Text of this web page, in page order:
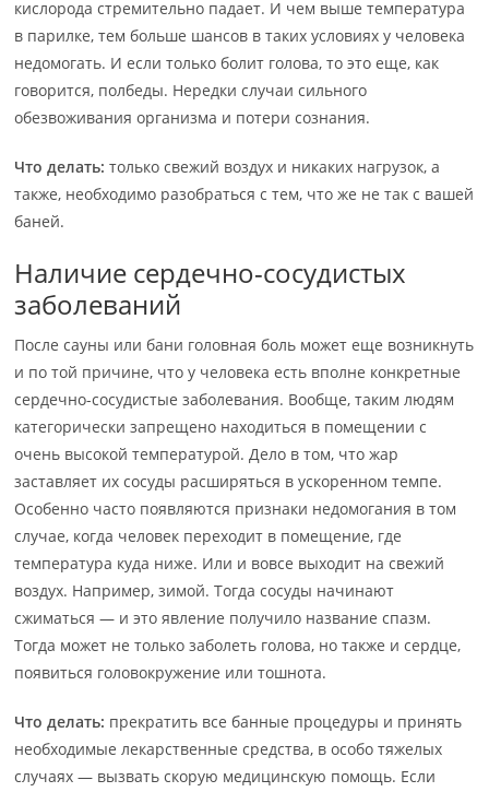
кислорода стремительно падает. И чем выше температура
в парилке, тем больше шансов в таких условиях у человека
недомогать. И если только болит голова, то это еще, как
говорится, полбеды. Нередки случаи сильного
обезвоживания организма и потери сознания.
Что делать: только свежий воздух и никаких нагрузок, а
также, необходимо разобраться с тем, что же не так с вашей
баней.
Наличие сердечно-сосудистых
заболеваний
После сауны или бани головная боль может еще возникнуть
и по той причине, что у человека есть вполне конкретные
сердечно-сосудистые заболевания. Вообще, таким людям
категорически запрещено находиться в помещении с
очень высокой температурой. Дело в том, что жар
заставляет их сосуды расширяться в ускоренном темпе.
Особенно часто появляются признаки недомогания в том
случае, когда человек переходит в помещение, где
температура куда ниже. Или и вовсе выходит на свежий
воздух. Например, зимой. Тогда сосуды начинают
сжиматься — и это явление получило название спазм.
Тогда может не только заболеть голова, но также и сердце,
появиться головокружение или тошнота.
Что делать: прекратить все банные процедуры и принять
необходимые лекарственные средства, в особо тяжелых
случаях — вызвать скорую медицинскую помощь. Если